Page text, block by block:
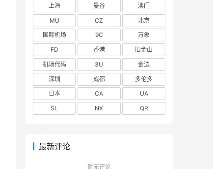
上海
曼谷
澳门
MU
CZ
北京
国际机场
9C
万象
FD
香港
旧金山
机场代码
3U
金边
深圳
成都
多伦多
日本
CA
UA
SL
NX QR
最新评论
暂无评论